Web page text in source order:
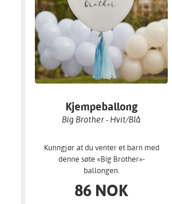
Kjempeballong
Big Brother - Hvit/Blå
Kunngjør at du venter et barn med
denne søte «Big Brother»-
ballongen.
86 NOK